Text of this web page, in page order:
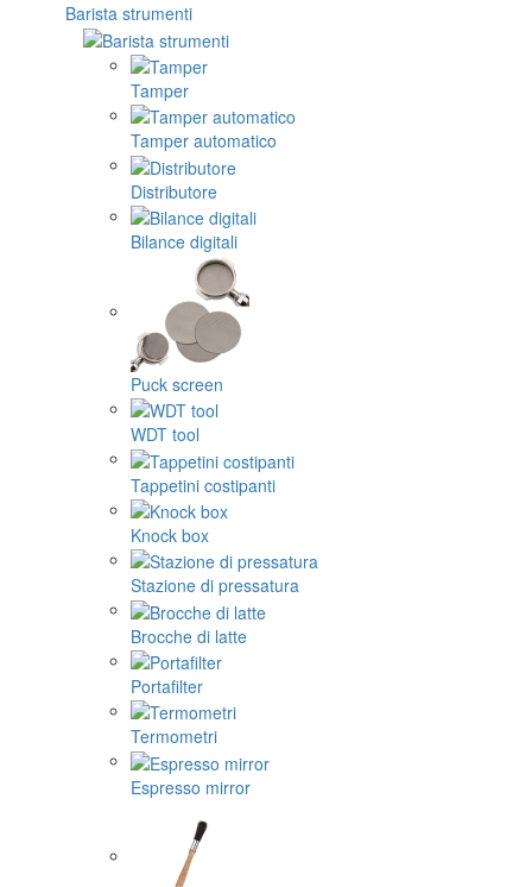
Barista strumenti
Tamper
Tamper automatico
Distributore
Bilance digitali
Puck screen
WDT tool
Tappetini costipanti
Knock box
Stazione di pressatura
Brocche di latte
Portafilter
Termometri
Espresso mirror